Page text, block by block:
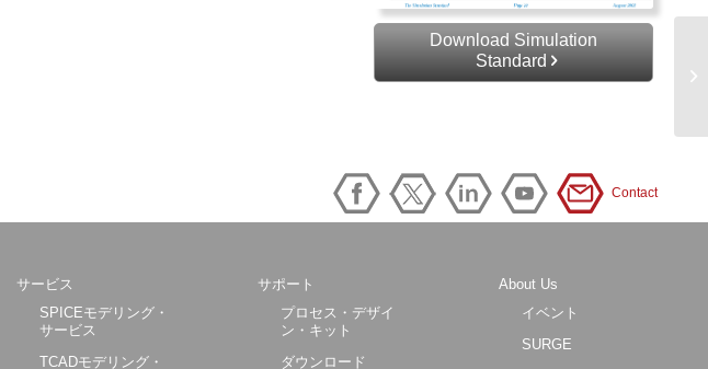
Download Simulation
Standard
Contact
サービス
SPICEモデリング・
サービス
TCADモデリング・
サポート
プロセス・デザイ
ン・キット
ダウンロード
About Us
イベント
SURGE